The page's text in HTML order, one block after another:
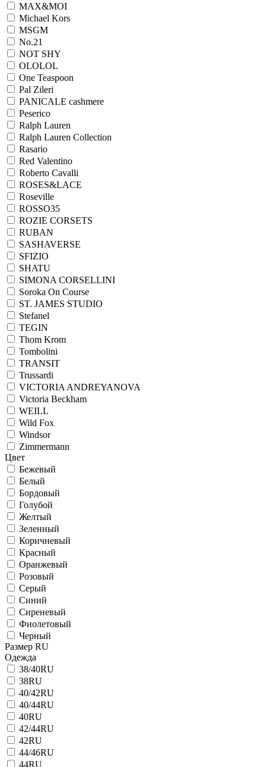
MAX&MOI
Michael Kors
MSGM
No.21
NOT SHY
OLOLOL
One Teaspoon
Pal Zileri
PANICALE cashmere
Peserico
Ralph Lauren
Ralph Lаuren Collection
Rasario
Red Valentino
Roberto Cavalli
ROSES&LACE
Roseville
ROSSO35
ROZIE CORSETS
RUBAN
SASHAVERSE
SFIZIO
SHATU
SIMONA CORSELLINI
Soroka On Course
ST. JAMES STUDIO
Stefanel
TEGIN
Thom Krom
Tombolini
TRANSIT
Trussardi
VICTORIA ANDREYANOVA
Victoria Beckham
WEILL
Wild Fox
Windsor
Zimmermann
Цвет
Бежевый
Белый
Бордовый
Голубой
Желтый
Зеленный
Коричневый
Красный
Оранжевый
Розовый
Серый
Синий
Сиреневый
Фиолетовый
Черный
Размер RU
Одежда
38/40RU
38RU
40/42RU
40/44RU
40RU
42/44RU
42RU
44/46RU
44RU